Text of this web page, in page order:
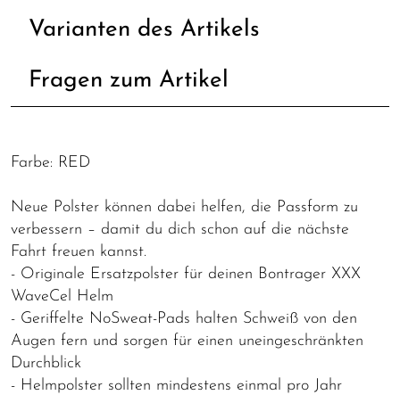
Varianten des Artikels
Fragen zum Artikel
Farbe: RED
Neue Polster können dabei helfen, die Passform zu
verbessern – damit du dich schon auf die nächste
Fahrt freuen kannst.
- Originale Ersatzpolster für deinen Bontrager XXX
WaveCel Helm
- Geriffelte NoSweat-Pads halten Schweiß von den
Augen fern und sorgen für einen uneingeschränkten
Durchblick
- Helmpolster sollten mindestens einmal pro Jahr